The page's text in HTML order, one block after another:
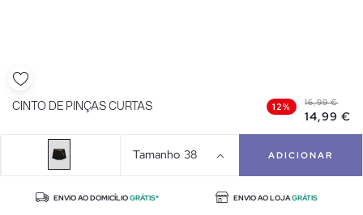
CINTO DE PINÇAS CURTAS 12% 16,99 €
14,99 €
Tamanho 38 ADICIONAR
ENVIO AO DOMICÍLIOGRÁTIS* ENVIO AO LOJAGRÁTIS